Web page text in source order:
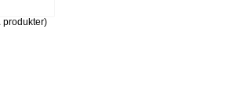
produkter)